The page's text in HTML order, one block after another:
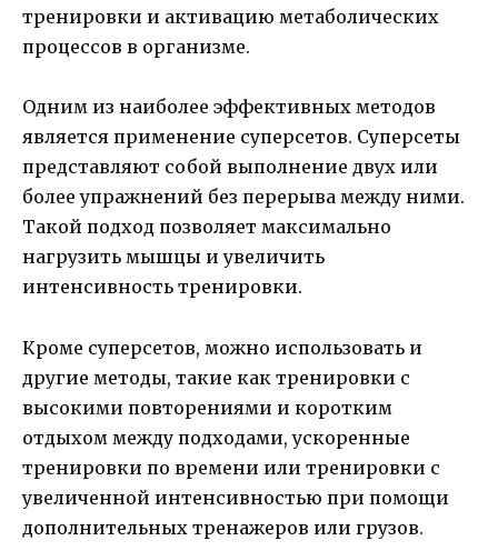
тренировки и активацию метаболических
процессов в организме.
Одним из наиболее эффективных методов
является применение суперсетов. Суперсеты
представляют собой выполнение двух или
более упражнений без перерыва между ними.
Такой подход позволяет максимально
нагрузить мышцы и увеличить
интенсивность тренировки.
Кроме суперсетов, можно использовать и
другие методы, такие как тренировки с
высокими повторениями и коротким
отдыхом между подходами, ускоренные
тренировки по времени или тренировки с
увеличенной интенсивностью при помощи
дополнительных тренажеров или грузов.